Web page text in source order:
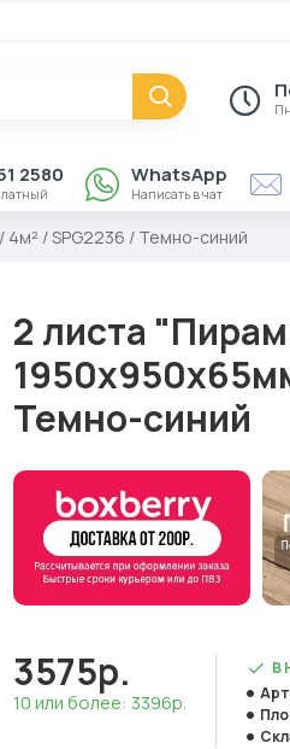
2580 WhatsApp
Написать в чат
/ SPG2236 / Темно-синий
2 листа
Темно-синий
3575р.
10 или более: 3396р.
В